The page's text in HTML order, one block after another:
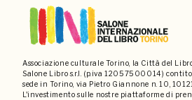
Associazione culturale Torino, la Città del
Salone Libro s.r.l. (p.iva 12057500014)
sede in Torino, via Pietro Giannone n. 10,
L'investimento sulle nostre piattaforme di